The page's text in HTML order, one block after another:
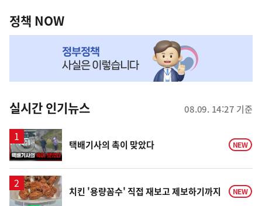
책
NOW,
뉴
스
정책 NOW
실시간 인기뉴스 08.09. 14:27 기준
영
상
택배기사의 촉이 맞았다 NEW
치킨 '용량꼼수' 직접 재보고 제보하기까지 NEW